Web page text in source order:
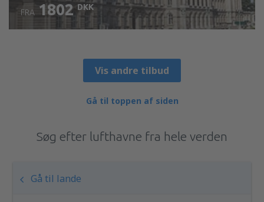
FRA 1802 DKK
Vis andre tilbud
Gå til toppen af siden
Søg efter lufthavne fra hele verden
Gå til lande